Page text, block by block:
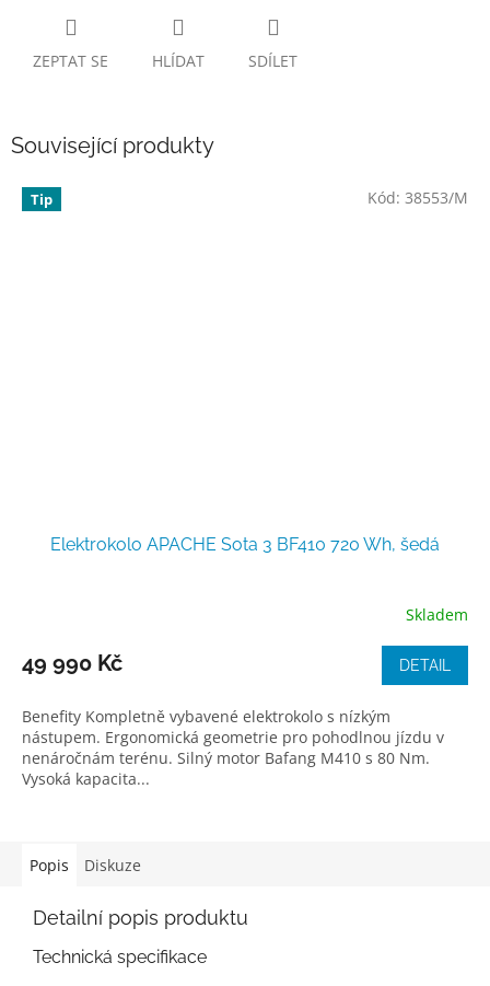
ZEPTAT SE HLÍDAT SDÍLET
Související produkty
Tip
Elektrokolo APACHE Sota 3 BF410 720 Wh, šedá
Skladem
49 990 Kč DETAIL
Benefity Kompletně vybavené elektrokolo s nízkým
nástupem. Ergonomická geometrie pro pohodlnou jízdu v
nenáročnám terénu. Silný motor Bafang M410 s 80 Nm.
Vysoká kapacita...
Kód: 38553/M
Popis Diskuze
Detailní popis produktu
Technická specifikace